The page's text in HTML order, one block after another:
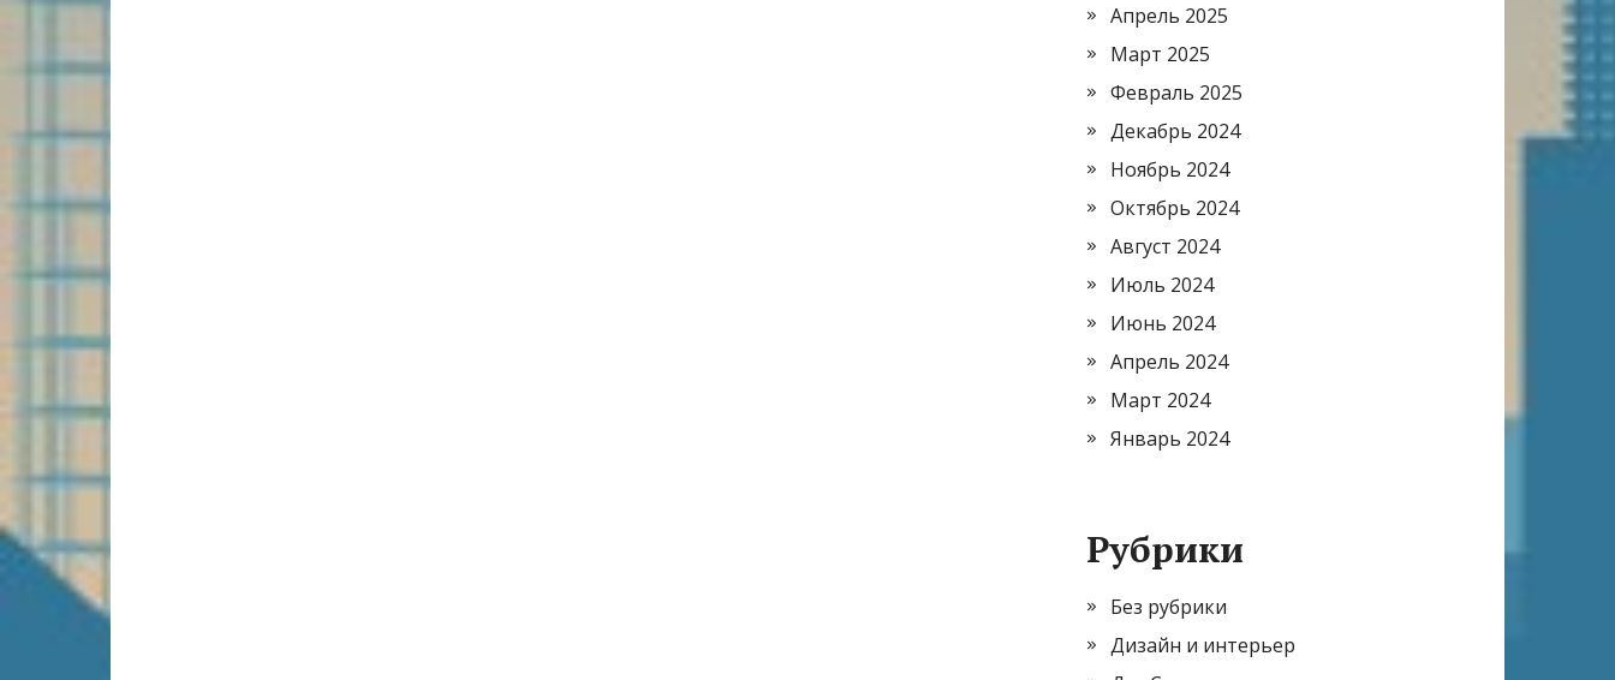
Апрель 2025
Март 2025
Февраль 2025
Декабрь 2024
Ноябрь 2024
Октябрь 2024
Август 2024
Июль 2024
Июнь 2024
Апрель 2024
Март 2024
Январь 2024
Рубрики
Без рубрики
Дизайн и интерьер